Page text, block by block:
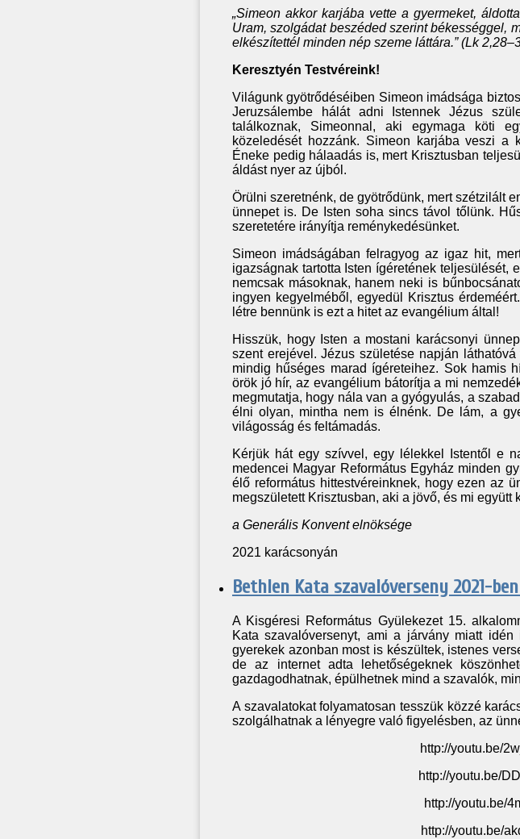
„Simeon akkor karjába vette a gyermeket,
Uram, szolgádat beszéded szerint békességgel,
elkészítettél minden nép szeme láttára.” (Lk
Keresztyén Testvéreink!
Világunk gyötrődéséiben Simeon imádsága
Jeruzsálembe hálát adni Istennek Jézus
találkoznak, Simeonnal, aki egymaga köti
közeledését hozzánk. Simeon karjába veszi a
Éneke pedig hálaadás is, mert Krisztusban
áldást nyer az újból.
Örülni szeretnénk, de gyötrődünk, mert szétzilált
ünnepet is. De Isten soha sincs távol tőlünk.
szeretetére irányítja reménykedésünket.
Simeon imádságában felragyog az igaz hit,
igazságnak tartotta Isten ígéretének teljesülését,
nemcsak másoknak, hanem neki is
ingyen kegyelméből, egyedül Krisztus
létre bennünk is ezt a hitet az evangélium által!
Hisszük, hogy Isten a mostani karácsonyi
szent erejével. Jézus születése napján
mindig hűséges marad ígéreteihez. Sok hamis
örök jó hír, az evangélium bátorítja a mi
megmutatja, hogy nála van a gyógyulás, a
élni olyan, mintha nem is élnénk. De lám, a
világosság és feltámadás.
Kérjük hát egy szívvel, egy lélekkel Istentől e
medencei Magyar Református Egyház minden
élő református hittestvéreinknek, hogy ezen az
megszületett Krisztusban, aki a jövő, és mi együtt
a Generális Konvent elnöksége
2021 karácsonyán
Bethlen Kata szavalóverseny 2021-
A Kisgéresi Református Gyülekezet 15.
Kata szavalóversenyt, ami a járvány miatt
gyerekek azonban most is készültek, istenes
de az internet adta lehetőségeknek
gazdagodhatnak, épülhetnek mind a szavalók,
A szavalatokat folyamatosan tesszük közzé
szolgálhatnak a lényegre való figyelésben, az
http://youtu.be/
http://youtu.be/
http://youtu.be/
http://youtu.be/